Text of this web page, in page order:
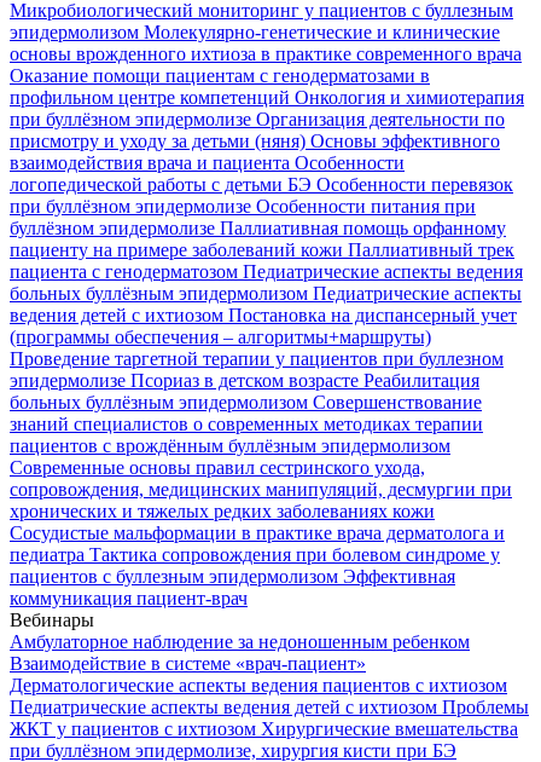
Микробиологический мониторинг у пациентов с буллезным
эпидермолизом Молекулярно-генетические и клинические
основы врожденного ихтиоза в практике современного врача
Оказание помощи пациентам с генодерматозами в
профильном центре компетенций Онкология и химиотерапия
при буллёзном эпидермолизе Организация деятельности по
присмотру и уходу за детьми (няня) Основы эффективного
взаимодействия врача и пациента Особенности
логопедической работы с детьми БЭ Особенности перевязок
при буллёзном эпидермолизе Особенности питания при
буллёзном эпидермолизе Паллиативная помощь орфанному
пациенту на примере заболеваний кожи Паллиативный трек
пациента с генодерматозом Педиатрические аспекты ведения
больных буллёзным эпидермолизом Педиатрические аспекты
ведения детей с ихтиозом Постановка на диспансерный учет
(программы обеспечения – алгоритмы+маршруты)
Проведение таргетной терапии у пациентов при буллезном
эпидермолизе Псориаз в детском возрасте Реабилитация
больных буллёзным эпидермолизом Совершенствование
знаний специалистов о современных методиках терапии
пациентов с врождённым буллёзным эпидермолизом
Современные основы правил сестринского ухода,
сопровождения, медицинских манипуляций, десмургии при
хронических и тяжелых редких заболеваниях кожи
Сосудистые мальформации в практике врача дерматолога и
педиатра Тактика сопровождения при болевом синдроме у
пациентов с буллезным эпидермолизом Эффективная
коммуникация пациент-врач
Вебинары
Амбулаторное наблюдение за недоношенным ребенком
Взаимодействие в системе «врач-пациент»
Дерматологические аспекты ведения пациентов с ихтиозом
Педиатрические аспекты ведения детей с ихтиозом Проблемы
ЖКТ у пациентов с ихтиозом Хирургические вмешательства
при буллёзном эпидермолизе, хирургия кисти при БЭ